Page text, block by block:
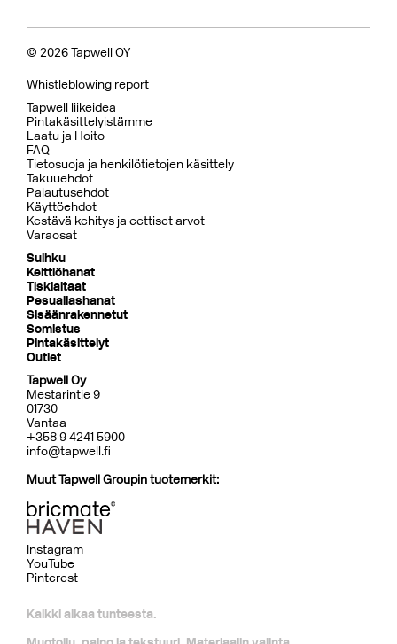
© 2026 Tapwell OY
Whistleblowing report
Tapwell liikeidea
Pintakäsittelyistämme
Laatu ja Hoito
FAQ
Tietosuoja ja henkilötietojen käsittely
Takuuehdot
Palautusehdot
Käyttöehdot
Kestävä kehitys ja eettiset arvot
Varaosat
Suihku
Keittiöhanat
Tiskialtaat
Pesuallashanat
Sisäänrakennetut
Somistus
Pintakäsittelyt
Outlet
Tapwell Oy
Mestarintie 9
01730
Vantaa
+358 9 4241 5900
info@tapwell.fi
Muut Tapwell Groupin tuotemerkit:
Kaikki alkaa tunteesta.
Instagram
YouTube
Pinterest